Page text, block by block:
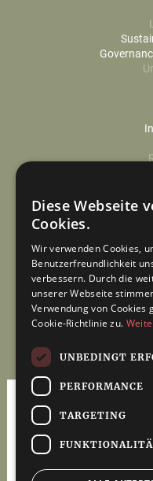
Diese Webseite
Cookies.
Wir verwenden Cookies,
Benutzerfreundlichkeit
verbessern. Durch die
unserer Webseite
Verwendung von Cookies
Cookie-Richtlinie zu.
UNBEDINGT
PERFORMANCE
TARGETING